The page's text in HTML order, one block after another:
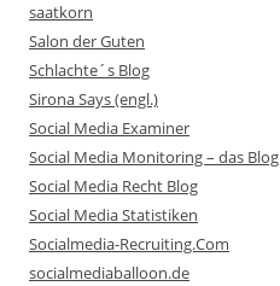
saatkorn
Salon der Guten
Schlachte´s Blog
Sirona Says (engl.)
Social Media Examiner
Social Media Monitoring – das Blog
Social Media Recht Blog
Social Media Statistiken
Socialmedia-Recruiting.Com
socialmediaballoon.de